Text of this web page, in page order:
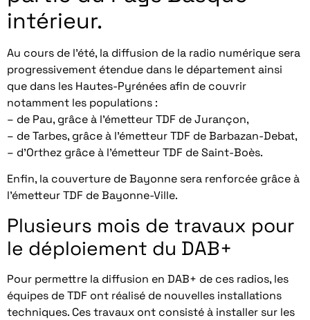
intérieur.
Au cours de l’été, la diffusion de la radio numérique sera
progressivement étendue dans le département ainsi
que dans les Hautes-Pyrénées afin de couvrir
notamment les populations :
– de Pau, grâce à l’émetteur TDF de Jurançon,
– de Tarbes, grâce à l’émetteur TDF de Barbazan-Debat,
– d’Orthez grâce à l’émetteur TDF de Saint-Boès.
Enfin, la couverture de Bayonne sera renforcée grâce à
l’émetteur TDF de Bayonne-Ville.
Plusieurs mois de travaux pour
le déploiement du DAB+
Pour permettre la diffusion en DAB+ de ces radios, les
équipes de TDF ont réalisé de nouvelles installations
techniques. Ces travaux ont consisté à installer sur les